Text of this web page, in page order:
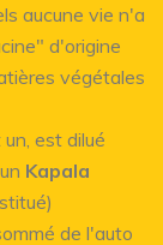
aucune vie n'a
d'origine
végétales
est dilué
Kapala
de l'auto